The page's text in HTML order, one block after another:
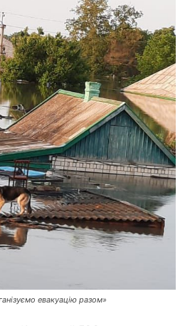
евакуацію разом»